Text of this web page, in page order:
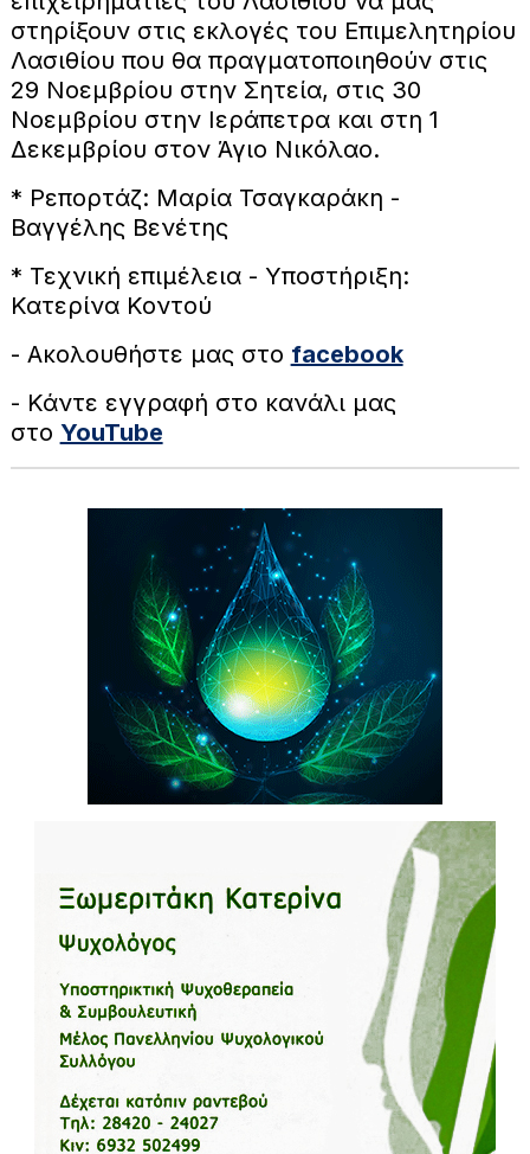
στηρίξουν στις εκλογές του Επιμελητηρίου
Λασιθίου που θα πραγματοποιηθούν στις
29 Νοεμβρίου στην Σητεία, στις 30
Νοεμβρίου στην Ιεράπετρα και στη 1
Δεκεμβρίου στον Άγιο Νικόλαο.
* Ρεπορτάζ: Μαρία Τσαγκαράκη -
Βαγγέλης Βενέτης
* Τεχνική επιμέλεια - Υποστήριξη:
Κατερίνα Κοντού
- Ακολουθήστε μας στο facebook
- Κάντε εγγραφή στο κανάλι μας
στο YouTube